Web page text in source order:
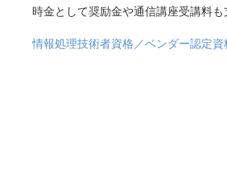
時金として奨励金や通信講座受講料も
情報処理技術者資格／ベンダー認定